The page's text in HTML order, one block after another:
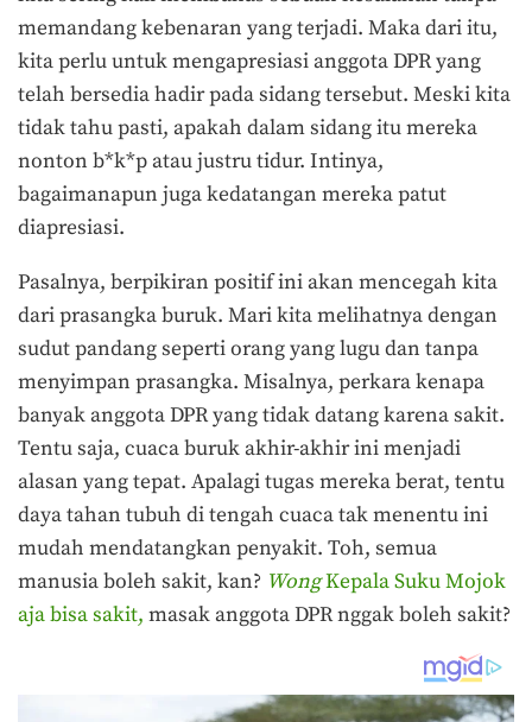
memandang kebenaran yang terjadi. Maka dari itu,
kita perlu untuk mengapresiasi anggota DPR yang
telah bersedia hadir pada sidang tersebut. Meski kita
tidak tahu pasti, apakah dalam sidang itu mereka
nonton b*k*p atau justru tidur. Intinya,
bagaimanapun juga kedatangan mereka patut
diapresiasi.
Pasalnya, berpikiran positif ini akan mencegah kita
dari prasangka buruk. Mari kita melihatnya dengan
sudut pandang seperti orang yang lugu dan tanpa
menyimpan prasangka. Misalnya, perkara kenapa
banyak anggota DPR yang tidak datang karena sakit.
Tentu saja, cuaca buruk akhir-akhir ini menjadi
alasan yang tepat. Apalagi tugas mereka berat, tentu
daya tahan tubuh di tengah cuaca tak menentu ini
mudah mendatangkan penyakit. Toh, semua
manusia boleh sakit, kan? WongKepala Suku Mojok
aja bisa sakit, masak anggota DPR nggak boleh sakit?